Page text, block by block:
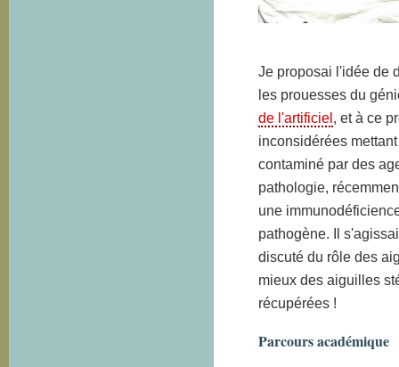
Je proposai l'idée de
les prouesses du
de l'artificiel , et à ce
inconsidérées
contaminé par des
pathologie,
une
pathogène. Il
discuté du rôle des
mieux des aiguilles
récupérées !
Parcours académique